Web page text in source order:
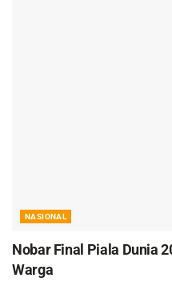
NASIONAL
Nobar Final Piala Dunia
Warga